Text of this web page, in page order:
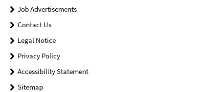
Job Advertisements
Contact Us
Legal Notice
Privacy Policy
Accessibility Statement
Sitemap